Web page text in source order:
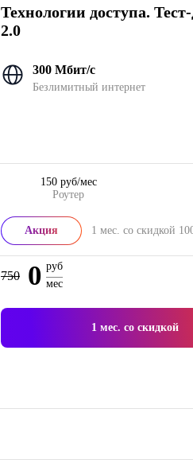
Технологии доступа.
2.0
300 Мбит/с
Безлимитный интернет
Роутер
150 руб/мес
Акция 1 мес. со скидкой
750 0 руб
мес
1 мес. со скидкой